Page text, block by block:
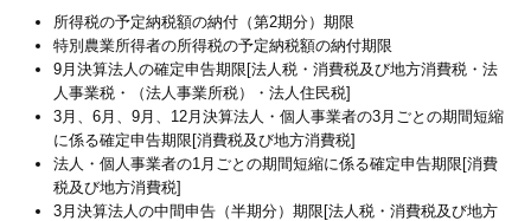
所得税の予定納税額の納付（第2期分）期限
特別農業所得者の所得税の予定納税額の納付期限
9月決算法人の確定申告期限[法人税・消費税及び地方消費税・法
人事業税・（法人事業所税）・法人住民税]
3月、6月、9月、12月決算法人・個人事業者の3月ごとの期間短縮
に係る確定申告期限[消費税及び地方消費税]
法人・個人事業者の1月ごとの期間短縮に係る確定申告期限[消費
税及び地方消費税]
3月決算法人の中間申告（半期分）期限[法人税・消費税及び地方